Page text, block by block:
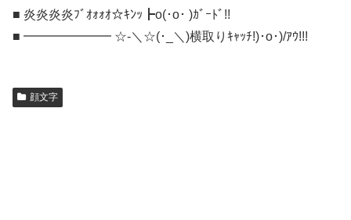
■ 炎炎炎炎ﾌﾞｵｫｫｵ☆ｷﾝｯ┣o(･o･ )ｶﾞｰﾄﾞ!!
■ ━━━━━━━ ☆-＼☆(･_＼)横取りｷｬｯﾁ!)･o･)/ｱｳ!!!
顔文字